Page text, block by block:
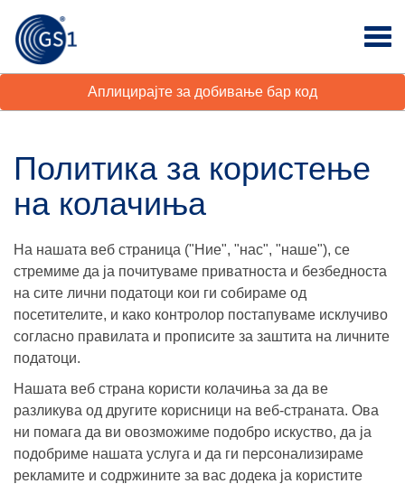
Аплицирајте за добивање бар код
Политика за користење
на колачиња
На нашата веб страница ("Ние", "нас", "наше"), се
стремиме да ја почитуваме приватноста и безбедноста
на сите лични податоци кои ги собираме од
посетителите, и како контролор постапуваме исклучиво
согласно правилата и прописите за заштита на личните
податоци.
Нашата веб страна користи колачиња за да ве
разликува од другите корисници на веб-страната. Ова
ни помага да ви овозможиме подобро искуство, да ја
подобриме нашата услуга и да ги персонализираме
рекламите и содржините за вас додека ја користите